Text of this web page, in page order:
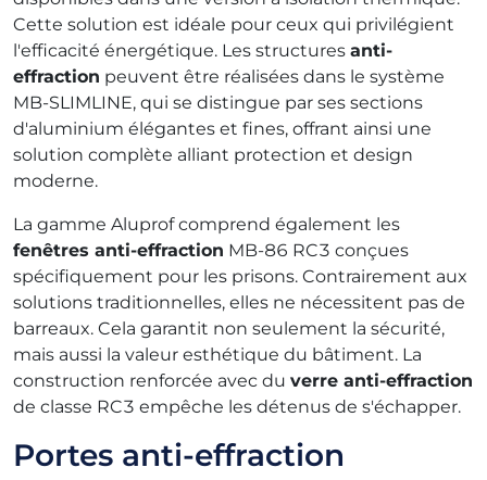
Cette solution est idéale pour ceux qui privilégient
l'efficacité énergétique. Les structures anti-
effraction peuvent être réalisées dans le système
MB-SLIMLINE, qui se distingue par ses sections
d'aluminium élégantes et fines, offrant ainsi une
solution complète alliant protection et design
moderne.
La gamme Aluprof comprend également les
fenêtres anti-effraction MB-86 RC3 conçues
spécifiquement pour les prisons. Contrairement aux
solutions traditionnelles, elles ne nécessitent pas de
barreaux. Cela garantit non seulement la sécurité,
mais aussi la valeur esthétique du bâtiment. La
construction renforcée avec du verre anti-effraction
de classe RC3 empêche les détenus de s'échapper.
Portes anti-effraction